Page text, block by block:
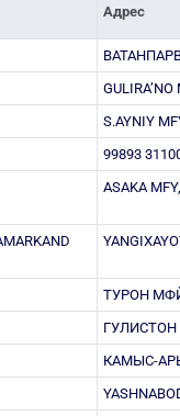
Адрес
S.AYNIY
99893
ASAKA
ТУРОН
ГУЛИСТОН
КАМЫС-